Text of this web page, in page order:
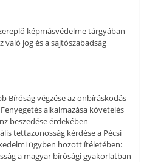
képmásvédelme tárgyában
jog és a sajtószabadság
Bíróság végzése az önbíráskodás
alkalmazása követelés
beszedése érdekében
tettazonosság kérdése a Pécsi
ügyben hozott ítéletében:
a magyar bírósági gyakorlatban